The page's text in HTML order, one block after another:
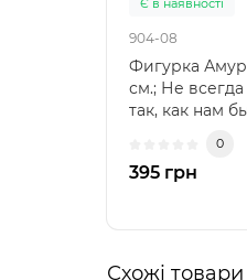
Є в наявності
904-08
Фигурка
см.; Не
так, как нам
0
395 грн
Схожі товари